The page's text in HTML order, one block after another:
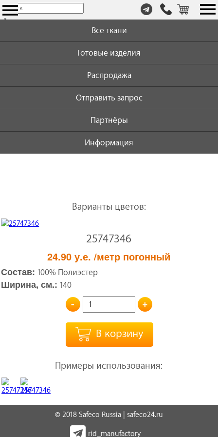
×
т.
+7
Все ткани
Готовые изделия
Распродажа
Отправить запрос
Партнёры
Информация
Варианты цветов:
25747346
24.90у.е. /метр погонный
Состав: 100% Полиэстер
Ширина, см.: 140
- +
В корзину
Примеры использования:
© 2018 Safeco Russia | safeco24.ru
rid_manufactory